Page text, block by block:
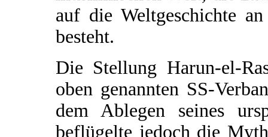
auf die Weltgeschichte
besteht.
Die Stellung Harun-el-
oben genannten SS-
dem Ablegen seines
beflügelte jedoch die